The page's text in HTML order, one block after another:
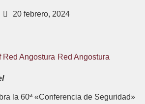
20 febrero, 2024
Red Angostura
la 60ª «Conferencia de Seguridad»